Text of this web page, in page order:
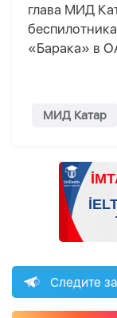
глава МИД
«Барака» в
МИД Катар
Следите